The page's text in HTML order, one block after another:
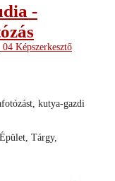
-
04 Képszerkesztő
kutya-gazdi
Tárgy,